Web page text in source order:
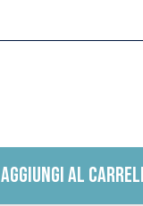
AGGIUNGI AL